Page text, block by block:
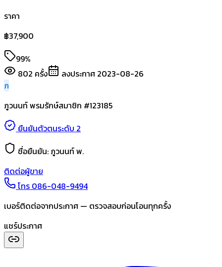
ราคา
฿37,900
99%
802 ครั้ง ลงประกาศ 2023-08-26
ภ
ภูวนนท์ พรมรักษ์สมาชิก #123185
ยืนยันตัวตนระดับ 2
ชื่อยืนยัน: ภูวนนท์ พ.
ติดต่อผู้ขาย
โทร 086-048-9494
เบอร์ติดต่อจากประกาศ — ตรวจสอบก่อนโอนทุกครั้ง
แชร์ประกาศ